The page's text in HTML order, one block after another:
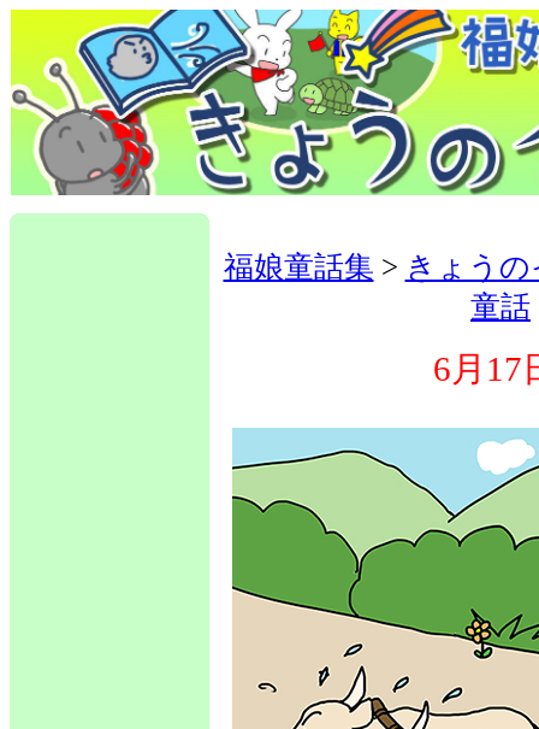
福娘童話集 > きょう
童話
6月17